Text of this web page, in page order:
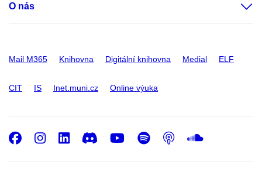
O nás
Mail M365 Knihovna Digitální knihovna Medial ELF
CIT IS Inet.muni.cz Online výuka
Facebook
Instagram
LinkedIn
DiscordYoutube
Spotify
Podcast